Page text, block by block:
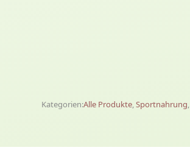
Kategorien:Alle Produkte,Sportnahrung,